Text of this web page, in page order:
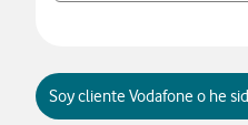
Soy cliente Vodafone o he